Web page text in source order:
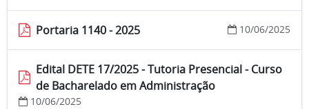
Portaria 1140 - 2025 10/06/2025
Edital DETE 17/2025 - Tutoria Presencial - Curso
de Bacharelado em Administração
10/06/2025